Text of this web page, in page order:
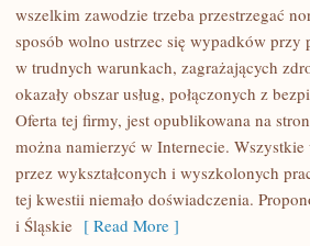
DUŻO
KREDYTU
wszelkim zawodzie trzeba przestrzegać
sposób wolno ustrzec się wypadków
w trudnych warunkach, zagrażających
okazały obszar usług, połączonych z
Oferta tej firmy, jest opublikowana na
można namierzyć w Internecie. Wszystkie
przez wykształconych i wyszkolonych
tej kwestii niemało doświadczenia.
i Śląskie [ Read More ]